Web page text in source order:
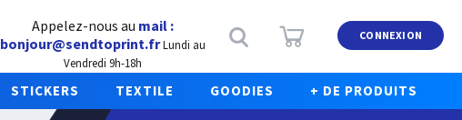
Appelez-nous au mail :
bonjour@sendtoprint.frLundi au
Vendredi 9h-18h
STICKERS TEXTILE GOODIES + DE PRODUITS
CONNEXION